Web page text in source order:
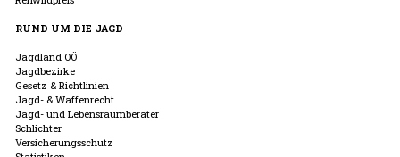
RUND UM DIE JAGD
Jagdland OÖ
Jagdbezirke
Gesetz & Richtlinien
Jagd- & Waffenrecht
Jagd- und Lebensraumberater
Schlichter
Versicherungsschutz